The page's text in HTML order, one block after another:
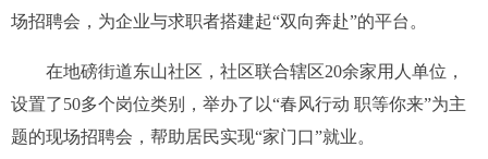
场招聘会，为企业与求职者搭建起“双向奔赴”的平台。
在地磅街道东山社区，社区联合辖区20余家用人单位，
设置了50多个岗位类别，举办了以“春风行动 职等你来”为主
题的现场招聘会，帮助居民实现“家门口”就业。